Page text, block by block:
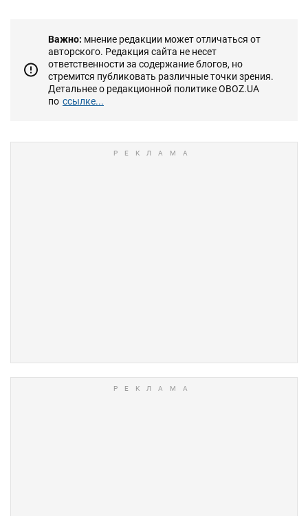
Важно: мнение редакции может отличаться от
авторского. Редакция сайта не несет
ответственности за содержание блогов, но
стремится публиковать различные точки зрения.
Детальнее о редакционной политике OBOZ.UA
по ссылке...